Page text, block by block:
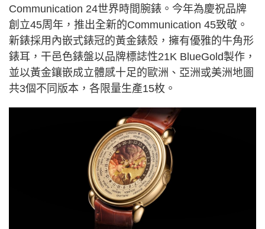
Communication 24世界時間腕錶。今年為慶祝品牌
創立45周年，推出全新的Communication 45致敬。
新錶採用內嵌式錶冠的黃金錶殼，擁有優雅的牛角形
錶耳，干邑色錶盤以品牌標誌性21K BlueGold製作，
並以黃金鑲嵌成立體感十足的歐洲、亞洲或美洲地圖
共3個不同版本，各限量生產15枚。